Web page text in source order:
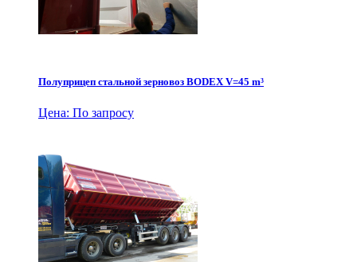
Полуприцеп стальной зерновоз BODEX V=45 m³
Цена: По запросу